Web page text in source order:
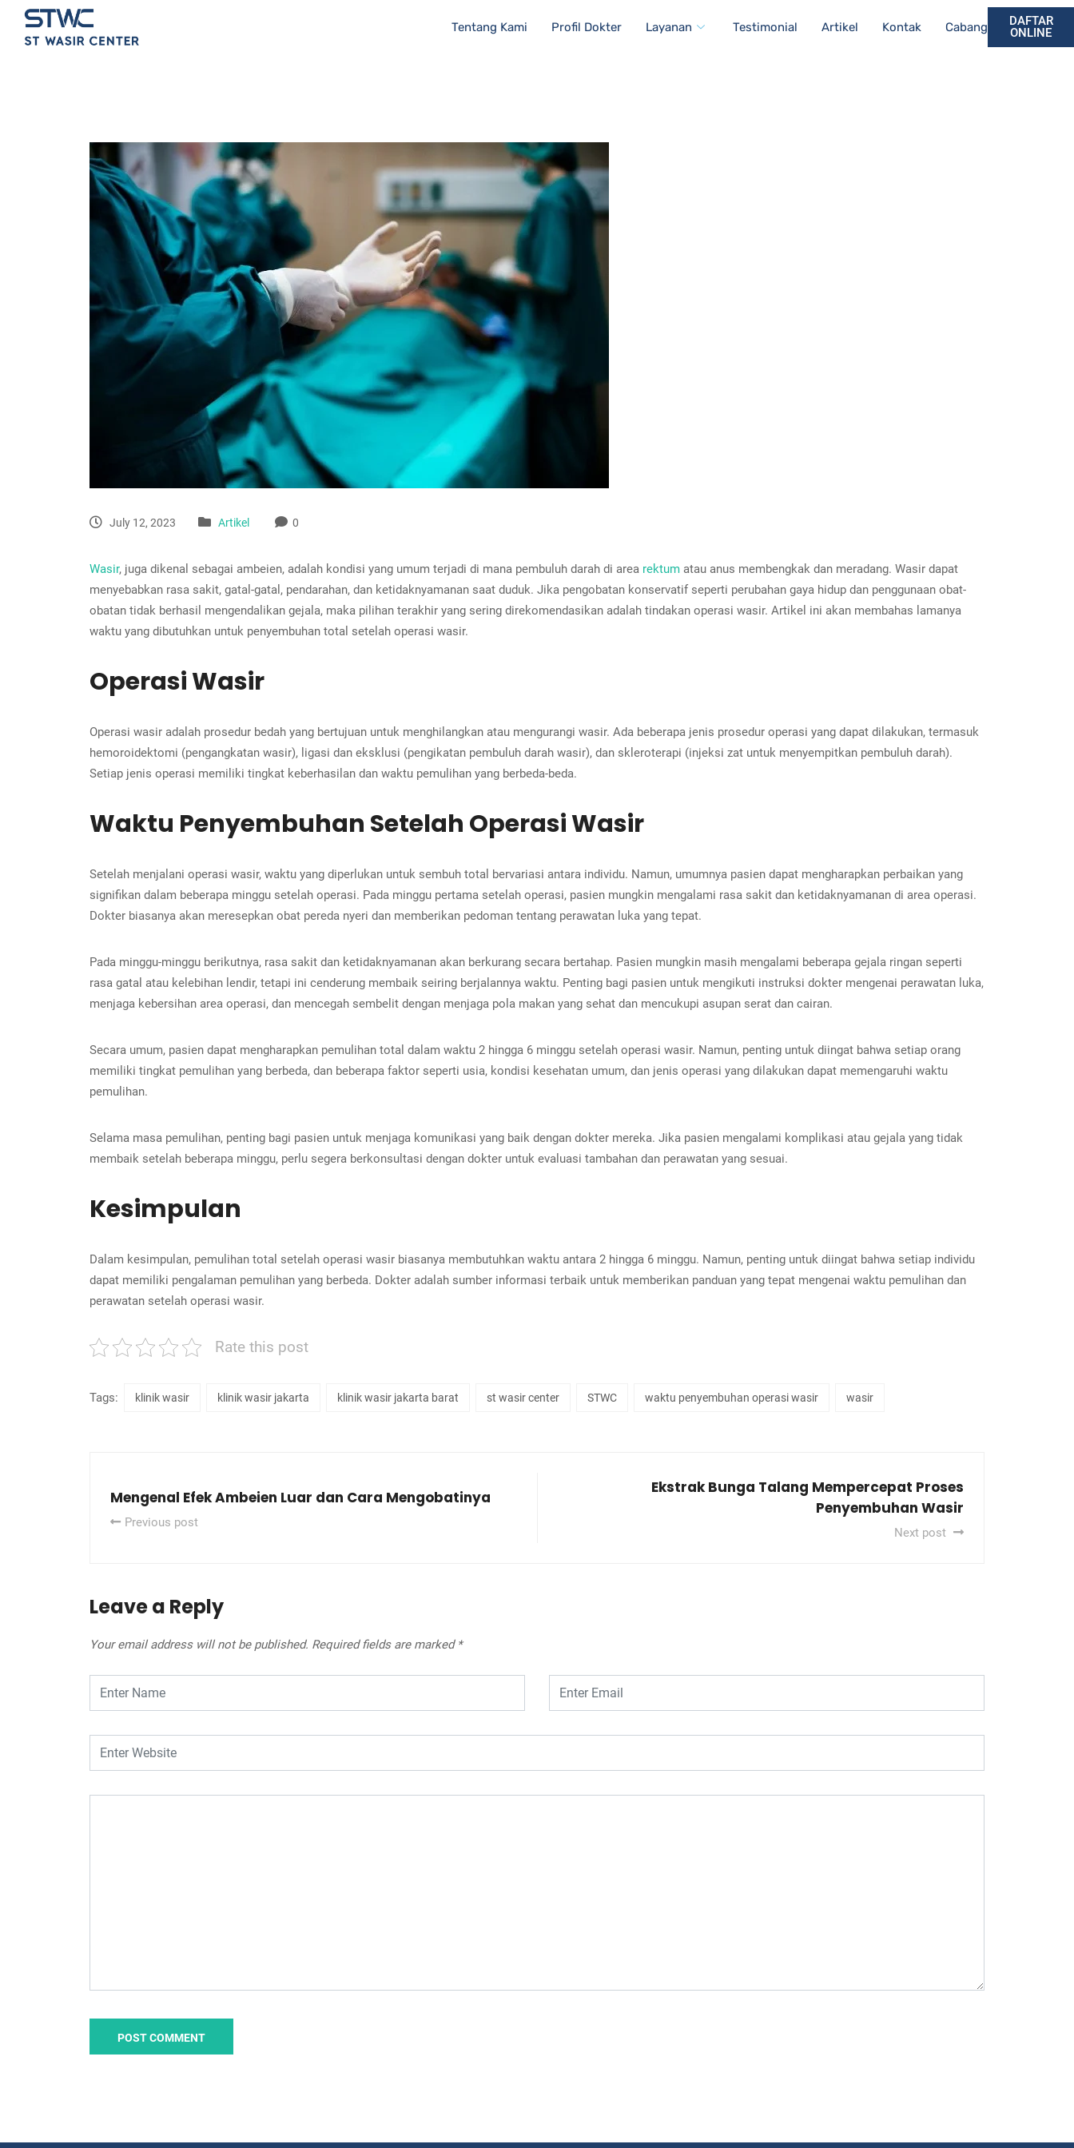
Tentang Kami Profil Dokter Layanan Testimonial Artikel Kontak Cabang
DAFTAR
ONLINE
July 12, 2023 Artikel 0
Wasir, juga dikenal sebagai ambeien, adalah kondisi yang umum terjadi di mana pembuluh darah di area rektum atau anus membengkak dan meradang. Wasir dapat
menyebabkan rasa sakit, gatal-gatal, pendarahan, dan ketidaknyamanan saat duduk. Jika pengobatan konservatif seperti perubahan gaya hidup dan penggunaan obat-
obatan tidak berhasil mengendalikan gejala, maka pilihan terakhir yang sering direkomendasikan adalah tindakan operasi wasir. Artikel ini akan membahas lamanya
waktu yang dibutuhkan untuk penyembuhan total setelah operasi wasir.
Operasi Wasir
Operasi wasir adalah prosedur bedah yang bertujuan untuk menghilangkan atau mengurangi wasir. Ada beberapa jenis prosedur operasi yang dapat dilakukan, termasuk
hemoroidektomi (pengangkatan wasir), ligasi dan eksklusi (pengikatan pembuluh darah wasir), dan skleroterapi (injeksi zat untuk menyempitkan pembuluh darah).
Setiap jenis operasi memiliki tingkat keberhasilan dan waktu pemulihan yang berbeda-beda.
Waktu Penyembuhan Setelah Operasi Wasir
Setelah menjalani operasi wasir, waktu yang diperlukan untuk sembuh total bervariasi antara individu. Namun, umumnya pasien dapat mengharapkan perbaikan yang
signifikan dalam beberapa minggu setelah operasi. Pada minggu pertama setelah operasi, pasien mungkin mengalami rasa sakit dan ketidaknyamanan di area operasi.
Dokter biasanya akan meresepkan obat pereda nyeri dan memberikan pedoman tentang perawatan luka yang tepat.
Pada minggu-minggu berikutnya, rasa sakit dan ketidaknyamanan akan berkurang secara bertahap. Pasien mungkin masih mengalami beberapa gejala ringan seperti
rasa gatal atau kelebihan lendir, tetapi ini cenderung membaik seiring berjalannya waktu. Penting bagi pasien untuk mengikuti instruksi dokter mengenai perawatan luka,
menjaga kebersihan area operasi, dan mencegah sembelit dengan menjaga pola makan yang sehat dan mencukupi asupan serat dan cairan.
Secara umum, pasien dapat mengharapkan pemulihan total dalam waktu 2 hingga 6 minggu setelah operasi wasir. Namun, penting untuk diingat bahwa setiap orang
memiliki tingkat pemulihan yang berbeda, dan beberapa faktor seperti usia, kondisi kesehatan umum, dan jenis operasi yang dilakukan dapat memengaruhi waktu
pemulihan.
Selama masa pemulihan, penting bagi pasien untuk menjaga komunikasi yang baik dengan dokter mereka. Jika pasien mengalami komplikasi atau gejala yang tidak
membaik setelah beberapa minggu, perlu segera berkonsultasi dengan dokter untuk evaluasi tambahan dan perawatan yang sesuai.
Kesimpulan
Dalam kesimpulan, pemulihan total setelah operasi wasir biasanya membutuhkan waktu antara 2 hingga 6 minggu. Namun, penting untuk diingat bahwa setiap individu
dapat memiliki pengalaman pemulihan yang berbeda. Dokter adalah sumber informasi terbaik untuk memberikan panduan yang tepat mengenai waktu pemulihan dan
perawatan setelah operasi wasir.
Rate this post
Tags: klinik wasir klinik wasir jakarta klinik wasir jakarta barat st wasir center STWC waktu penyembuhan operasi wasir wasir
Mengenal Efek Ambeien Luar dan Cara Mengobatinya
Previous post
Ekstrak Bunga Talang Mempercepat Proses
Penyembuhan Wasir
Next post
Leave a Reply
Your email address will not be published. Required fields are marked *